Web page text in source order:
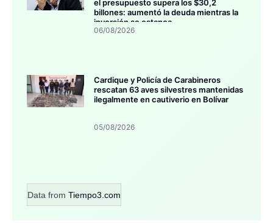
el presupuesto supera los $30,2
billones: aumentó la deuda mientras la
inversión se estanca
06/08/2026
Cardique y Policía de Carabineros
rescatan 63 aves silvestres mantenidas
ilegalmente en cautiverio en Bolívar
05/08/2026
Data from Tiempo3.com